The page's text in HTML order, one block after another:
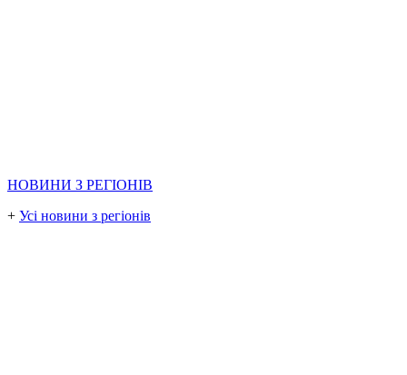
НОВИНИ З РЕГІОНІВ
+ Усі новини з регіонів